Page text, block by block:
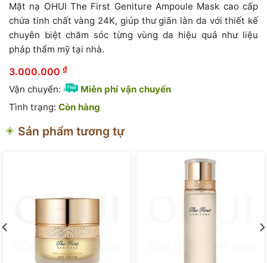
Mặt nạ OHUI The First Geniture Ampoule Mask cao cấp
chứa tinh chất vàng 24K, giúp thư giãn làn da với thiết kế
chuyên biệt chăm sóc từng vùng da hiệu quả như liệu
pháp thẩm mỹ tại nhà.
3.000.000 ₫
Vận chuyển:
Miễn phí vận chuyển
Tình trạng: Còn hàng
Sản phẩm tương tự